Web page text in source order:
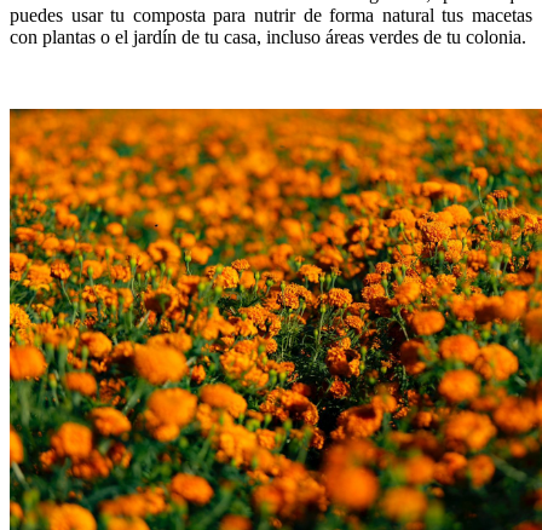
puedes usar tu composta para nutrir de forma natural tus macetas
con plantas o el jardín de tu casa, incluso áreas verdes de tu colonia.